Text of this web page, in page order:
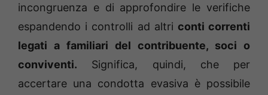
incongruenza e di approfondire le verifiche
espandendo i controlli ad altri conti correnti
legati a familiari del contribuente, soci o
conviventi. Significa, quindi, che per
accertare una condotta evasiva è possibile